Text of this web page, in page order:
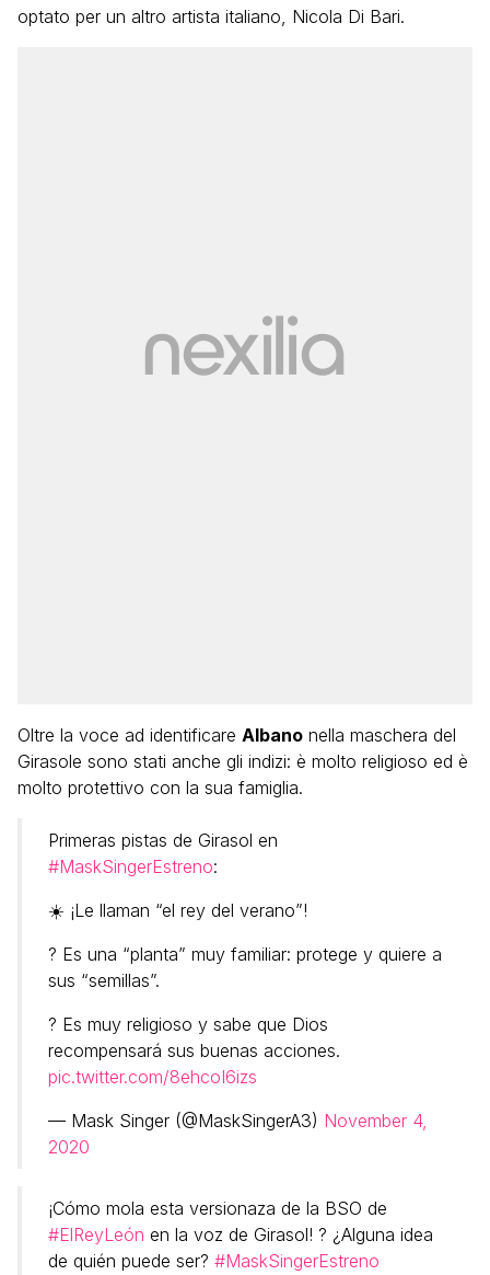
optato per un altro artista italiano, Nicola Di Bari.
Oltre la voce ad identificare Albano nella maschera del
Girasole sono stati anche gli indizi: è molto religioso ed è
molto protettivo con la sua famiglia.
Primeras pistas de Girasol en
#MaskSingerEstreno:
☀️ ¡Le llaman “el rey del verano”!
? Es una “planta” muy familiar: protege y quiere a
sus “semillas”.
? Es muy religioso y sabe que Dios
recompensará sus buenas acciones.
pic.twitter.com/8ehcoI6izs
— Mask Singer (@MaskSingerA3) November 4,
2020
¡Cómo mola esta versionaza de la BSO de
#ElReyLeón en la voz de Girasol! ? ¿Alguna idea
de quién puede ser? #MaskSingerEstreno